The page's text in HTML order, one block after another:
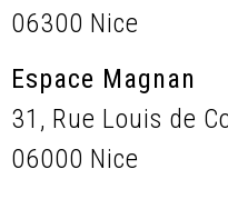
06300 Nice
Espace Magnan
31, Rue Louis de
06000 Nice